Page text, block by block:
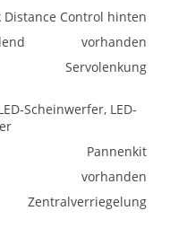
Distance Control hinten
vorhanden
Servolenkung
Scheinwerfer, LED-
Pannenkit
vorhanden
Zentralverriegelung